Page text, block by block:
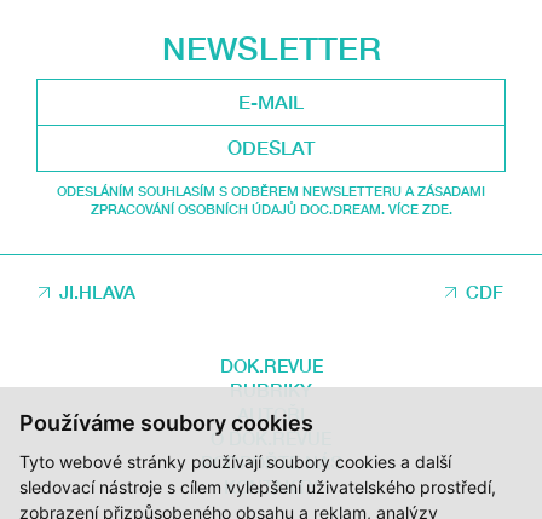
Používáme soubory cookies
Tyto webové stránky používají soubory cookies a další
sledovací nástroje s cílem vylepšení uživatelského prostředí,
zobrazení přizpůsobeného obsahu a reklam, analýzy
NEWSLETTER
ODESLAT
ODESLÁNÍM SOUHLASÍM S ODBĚREM NEWSLETTERU A ZÁSADAMI
ZPRACOVÁNÍ OSOBNÍCH ÚDAJŮ DOC.DREAM. VÍCE ZDE.
JI.HLAVA CDF
DOK.REVUE
RUBRIKY
AUTOŘI
O DOK.REVUE
PODPOŘTE NÁS
KONTAKTY